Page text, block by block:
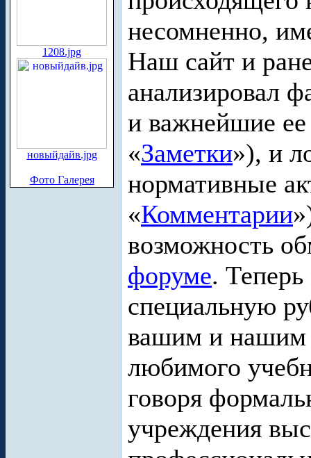
1208.jpg
новыйдайв.jpg
Фото Галерея
несомненно,
Наш сайт и
анализировал
и важнейшие
«Заметки»), и
нормативные
«Комментарии
возможность
форуме.
специальную
вашим и нашим
любимого
говоря
учреждения